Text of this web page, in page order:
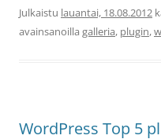
Julkaistu lauantai, 18.08.2012
avainsanoilla galleria, plugin,
WordPress Top 5